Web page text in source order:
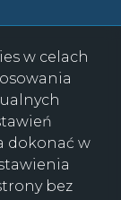
w celach
dokonać w
bez